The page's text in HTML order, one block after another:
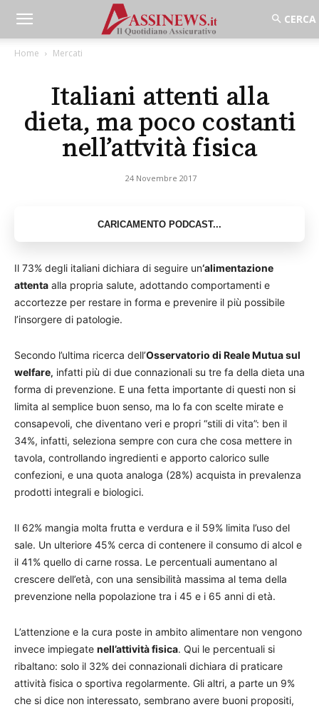
Home Mercati
Italiani attenti alla
dieta, ma poco costanti
nell’attvità fisica
24 Novembre 2017
Il 73% degli italiani dichiara di seguire un‘alimentazione
attenta alla propria salute, adottando comportamenti e
accortezze per restare in forma e prevenire il più possibile
l’insorgere di patologie.
Secondo l’ultima ricerca dell’Osservatorio di Reale Mutua sul
welfare, infatti più di due connazionali su tre fa della dieta una
forma di prevenzione. E una fetta importante di questi non si
limita al semplice buon senso, ma lo fa con scelte mirate e
consapevoli, che diventano veri e propri “stili di vita”: ben il
34%, infatti, seleziona sempre con cura che cosa mettere in
tavola, controllando ingredienti e apporto calorico sulle
confezioni, e una quota analoga (28%) acquista in prevalenza
prodotti integrali e biologici.
Il 62% mangia molta frutta e verdura e il 59% limita l’uso del
sale. Un ulteriore 45% cerca di contenere il consumo di alcol e
il 41% quello di carne rossa. Le percentuali aumentano al
crescere dell’età, con una sensibilità massima al tema della
prevenzione nella popolazione tra i 45 e i 65 anni di età.
L’attenzione e la cura poste in ambito alimentare non vengono
invece impiegate nell’attività fisica. Qui le percentuali si
ribaltano: solo il 32% dei connazionali dichiara di praticare
attività fisica o sportiva regolarmente. Gli altri, a parte un 9%
che si dice non interessato, sembrano avere buoni propositi,